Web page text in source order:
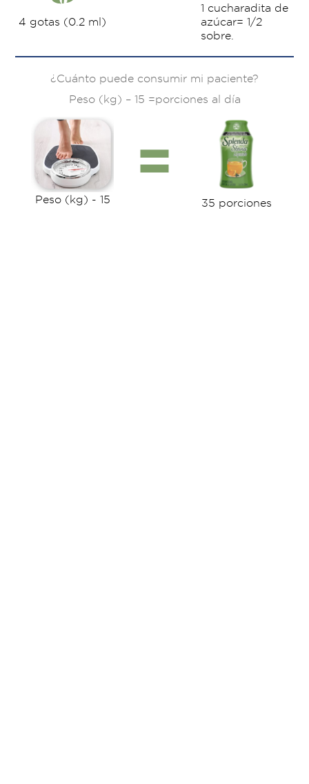
4 gotas (0.2 ml)
1 cucharadita de
azúcar= 1/2
sobre.
¿Cuánto puede consumir mi paciente?
Peso (kg) – 15 =porciones al día
Peso (kg) - 15 35 porciones